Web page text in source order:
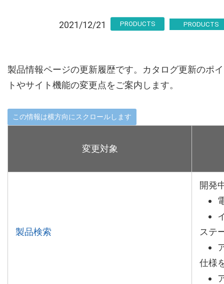
2021/12/21 PRODUCTS
製品情報ページの更新履歴です。カタログ更新のポ
トやサイト機能の変更点をご案内します。
変更対象
製品検索
開発
ステ
仕様